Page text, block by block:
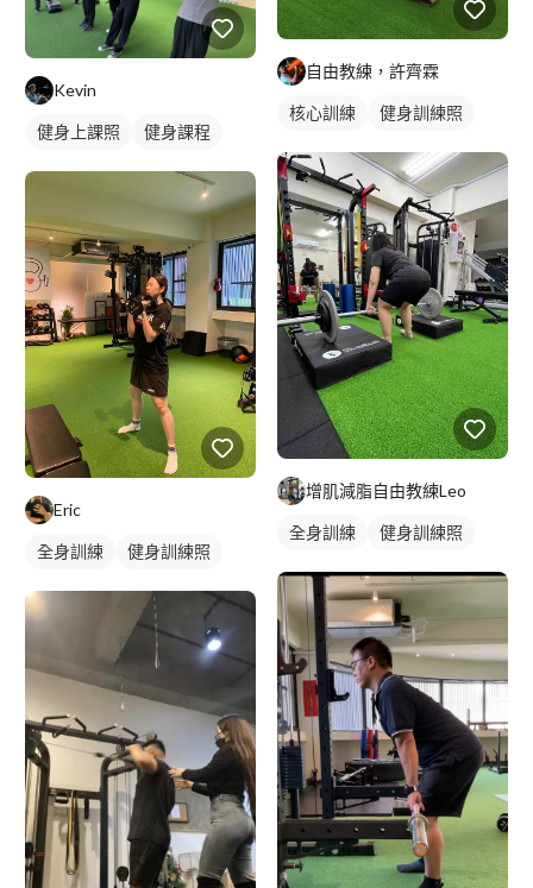
Kevin
健身上課照 健身課程
Eric
全身訓練 健身訓練照
自由教練，許齊霖
核心訓練 健身訓練照
增肌減脂自由教練Leo
全身訓練 健身訓練照